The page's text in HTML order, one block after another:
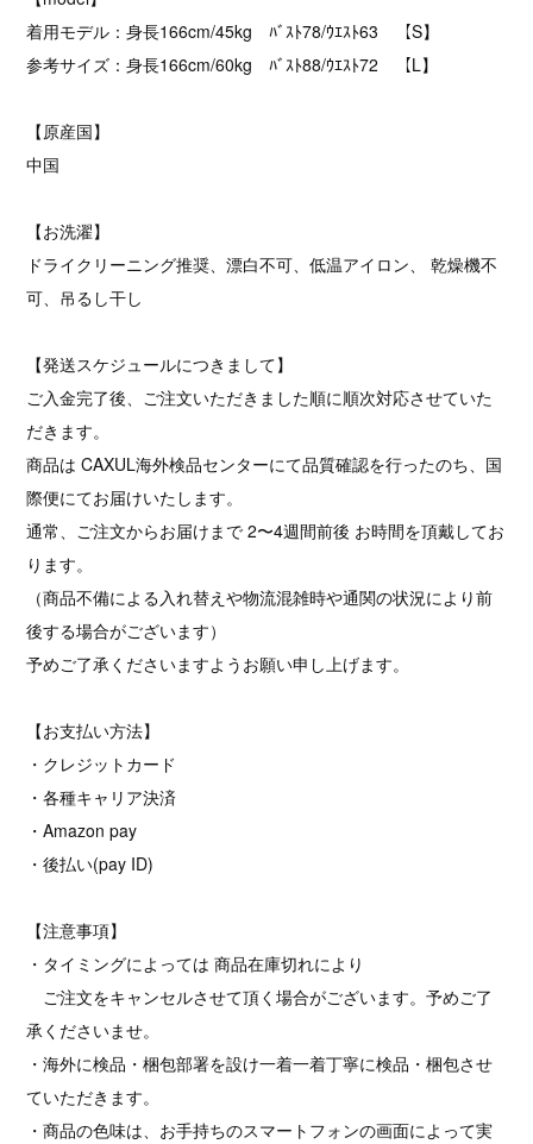
着用モデル：身長166cm/45kg ﾊﾞｽﾄ78/ｳｴｽﾄ63 【S】
参考サイズ：身長166cm/60kg ﾊﾞｽﾄ88/ｳｴｽﾄ72 【L】
【原産国】
中国
【お洗濯】
ドライクリーニング推奨、漂白不可、低温アイロン、 乾燥機不
可、吊るし干し
【発送スケジュールにつきまして】
ご入金完了後、ご注文いただきました順に順次対応させていた
だきます。
商品は CAXUL海外検品センターにて品質確認を行ったのち、国
際便にてお届けいたします。
通常、ご注文からお届けまで 2〜4週間前後 お時間を頂戴してお
ります。
（商品不備による入れ替えや物流混雑時や通関の状況により前
後する場合がございます）
予めご了承くださいますようお願い申し上げます。
【お支払い方法】
・クレジットカード
・各種キャリア決済
・Amazon pay
・後払い(pay ID)
【注意事項】
・タイミングによっては 商品在庫切れにより
ご注文をキャンセルさせて頂く場合がございます。予めご了
承くださいませ。
・海外に検品・梱包部署を設け一着一着丁寧に検品・梱包させ
ていただきます。
・商品の色味は、お手持ちのスマートフォンの画面によって実